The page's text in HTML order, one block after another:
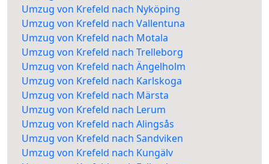
Umzug von Krefeld nach Nyköping
Umzug von Krefeld nach Vallentuna
Umzug von Krefeld nach Motala
Umzug von Krefeld nach Trelleborg
Umzug von Krefeld nach Ängelholm
Umzug von Krefeld nach Karlskoga
Umzug von Krefeld nach Märsta
Umzug von Krefeld nach Lerum
Umzug von Krefeld nach Alingsås
Umzug von Krefeld nach Sandviken
Umzug von Krefeld nach Kungälv